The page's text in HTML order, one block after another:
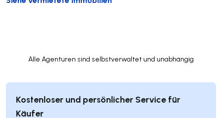
Alle Agenturen sind selbstverwaltet und unabhängig
Kostenloser und persönlicher Service für
Käufer